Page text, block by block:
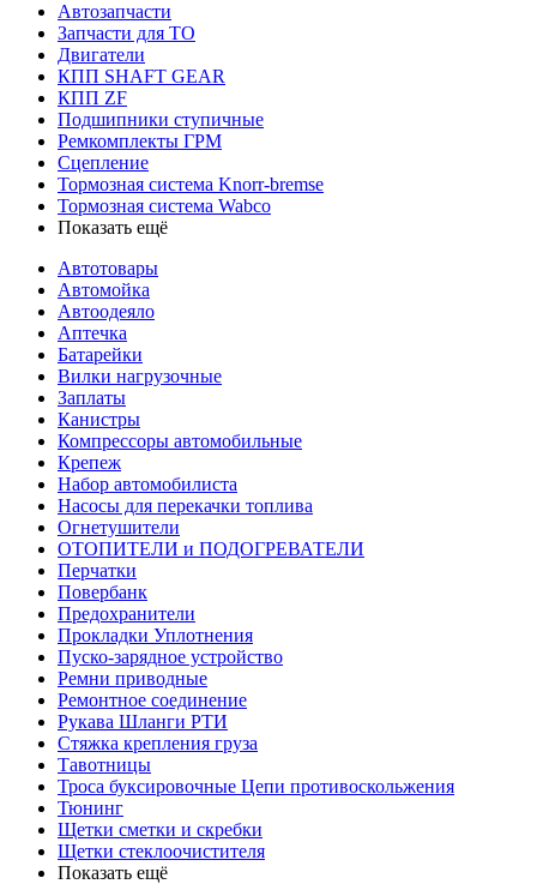
Автозапчасти
Запчасти для ТО
Двигатели
КПП SHAFT GEAR
КПП ZF
Подшипники ступичные
Ремкомплекты ГРМ
Сцепление
Тормозная система Knorr-bremse
Тормозная система Wabco
Показать ещё
Автотовары
Автомойка
Автоодеяло
Аптечка
Батарейки
Вилки нагрузочные
Заплаты
Канистры
Компрессоры автомобильные
Крепеж
Набор автомобилиста
Насосы для перекачки топлива
Огнетушители
ОТОПИТЕЛИ и ПОДОГРЕВАТЕЛИ
Перчатки
Повербанк
Предохранители
Прокладки Уплотнения
Пуско-зарядное устройство
Ремни приводные
Ремонтное соединение
Рукава Шланги РТИ
Стяжка крепления груза
Тавотницы
Троса буксировочные Цепи противоскольжения
Тюнинг
Щетки сметки и скребки
Щетки стеклоочистителя
Показать ещё